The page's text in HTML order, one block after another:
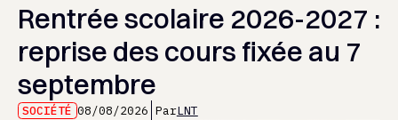
Rentrée scolaire 2026-2027 :
reprise des cours fixée au 7
septembre
SOCIÉTÉ 08/08/2026 ParLNT